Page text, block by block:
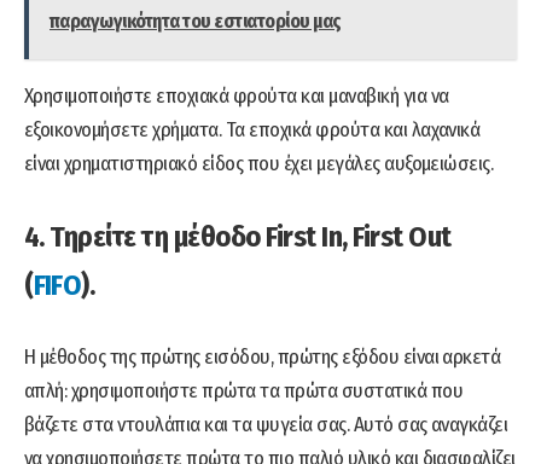
παραγωγικότητα του εστιατορίου μας
Χρησιμοποιήστε εποχιακά φρούτα και μαναβική για να
εξοικονομήσετε χρήματα. Τα εποχικά φρούτα και λαχανικά
είναι χρηματιστηριακό είδος που έχει μεγάλες αυξομειώσεις.
4. Τηρείτε τη μέθοδο First In, First Out
(FIFO).
Η μέθοδος της πρώτης εισόδου, πρώτης εξόδου είναι αρκετά
απλή: χρησιμοποιήστε πρώτα τα πρώτα συστατικά που
βάζετε στα ντουλάπια και τα ψυγεία σας. Αυτό σας αναγκάζει
να χρησιμοποιήσετε πρώτα το πιο παλιό υλικό και διασφαλίζει